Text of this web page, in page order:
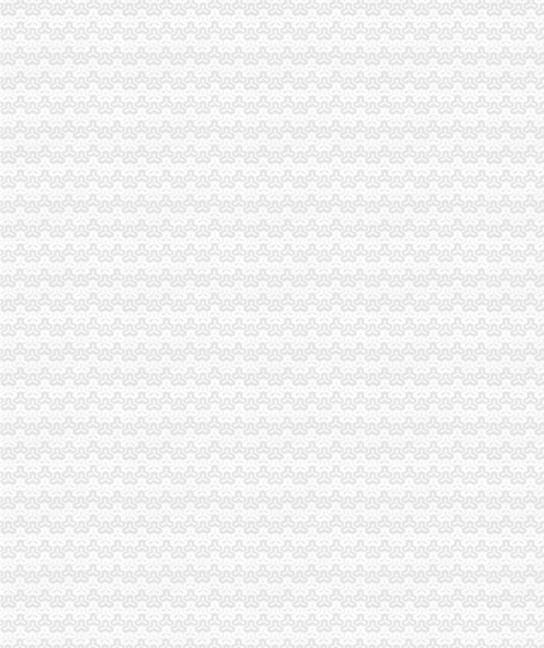
【呼吁相关部门早日解决海棠溪这一段的交通问题_重庆市公开信箱
重庆南岸区海棠溪街道办附近酒店_重庆南岸区海棠溪街道办附近宾馆
重庆南岸海棠溪民办大学招生,重庆南岸海棠溪民办职业学校,重庆南
中国邮政储蓄银行股份有限公司重庆南岸区海棠溪营业所_【电话地址_
海棠溪公司注册_海棠溪注册公司_海棠溪代办注册公司_海棠溪代理公
海棠溪办公服务信息-快点8分类信息网
【重庆海棠溪在线客服招聘网_在线客服招聘信息】-重庆智联招聘
海棠溪办公用品及设备企业名录_海棠溪办公用品及设备公司黄页–海
环线海棠溪什么时候开通？_重庆市公开信箱
【呼吁相关部门早日解决海棠溪这一段的交通问题_重庆市公开信箱
【海棠溪办公耗材】-今题海棠溪办公耗材网
【重庆海棠溪企业讲师招聘网_企业讲师招聘信息】-重庆智联招聘
中国建设银行股份有限公司重庆南坪支行海棠溪分理处
重庆市国土资源和房屋管理局
关于中国建设银行股份有限公司重庆南坪支行海棠溪分理处等3家机构
【重庆海棠溪审计代理|代办审计】-重庆赶集网
海棠溪街道_百度百科
【重庆海棠溪娱乐服务招聘网_娱乐服务招聘信息】-重庆智联招聘
中国邮政储蓄银行股份有限公司重庆南岸区海棠溪营业所
【重庆海棠溪投资客户经理招聘网_投资客户经理招聘信息】-重庆智
记忆海棠溪(下)_重庆李正权_新浪博客
外地人在重庆南坪海棠溪办理暂住证需要什么材料？_上海包听|E都市
南岸区海棠溪开锁匠,24小时急开锁换锁-重庆社区
重庆南岸区海棠溪是否能办理临时_搜问问
重庆光纤宽带：重庆南岸区海棠溪长城宽带在线优惠办理-重庆爱问分类